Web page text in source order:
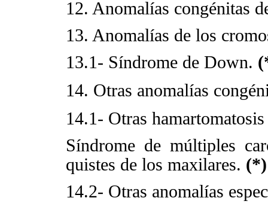
12. Anomalías congénitas
13. Anomalías de los
13.1- Síndrome de Down.
14. Otras anomalías
14.1- Otras
Síndrome de múltiples
quistes de los maxilares. (*)
14.2- Otras anomalías